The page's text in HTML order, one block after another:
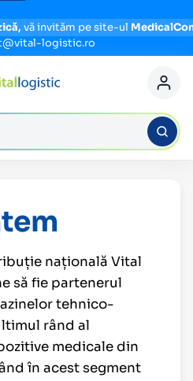
vă invităm pe site-ul
logistic.ro
națională Vital
să fie partenerul
tehnico-
rând al
medicale din
în acest segment